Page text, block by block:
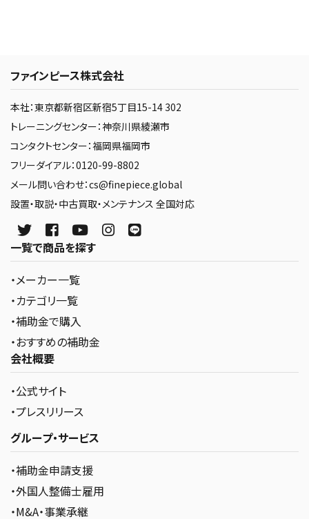
ファインピース株式会社
本社：東京都新宿区新宿5丁目15-14 302
トレーニングセンター：神奈川県綾瀬市
コンタクトセンター：福岡県福岡市
フリーダイアル：0120-99-8802
メール問い合わせ：cs@finepiece.global
設置・取説・中古買取・メンテナンス 全国対応
一覧で商品を探す
・メーカー一覧
・カテゴリ一覧
・補助金で購入
・おすすめの補助金
会社概要
・公式サイト
・プレスリリース
グループ・サービス
・補助金申請支援
・外国人整備士雇用
・M&A・事業承継